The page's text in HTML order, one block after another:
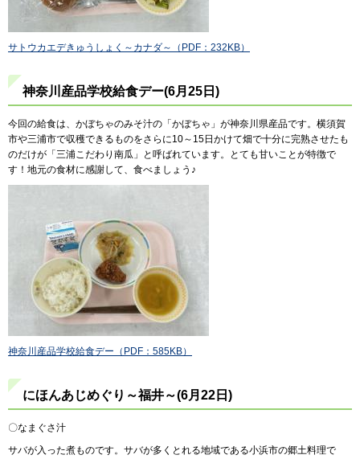
サトウカエデきゅうしょく～カナダ～（PDF：232KB）
神奈川産品学校給食デー(6月25日)
今回の給食は、かぼちゃのみそ汁の「かぼちゃ」が神奈川県産品です。横須賀
市や三浦市で収穫できるものをさらに10～15日かけて畑で十分に完熟させたも
のだけが「三浦こだわり南瓜」と呼ばれています。とても甘いことが特徴で
す！地元の食材に感謝して、食べましょう♪
神奈川産品学校給食デー（PDF：585KB）
にほんあじめぐり～福井～(6月22日)
〇なまぐさ汁
サバが入った煮ものです。サバが多くとれる地域である小浜市の郷土料理で